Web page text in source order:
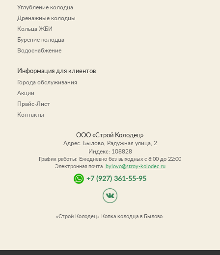
Углубление колодца
Дренажные колодцы
Кольца ЖБИ
Бурение колодца
Водоснабжение
Информация для клиентов
Города обслуживания
Акции
Прайс-Лист
Контакты
ООО «Строй Колодец»
Адрес: Былово, Радужная улица, 2
Индекс: 108828
График работы: Ежедневно без выходных c 8:00 до 22:00
Электронная почта: bylovo@stroy-kolodec.ru
+7 (927) 361-55-95
«Строй Колодец» Копка колодца в Былово.